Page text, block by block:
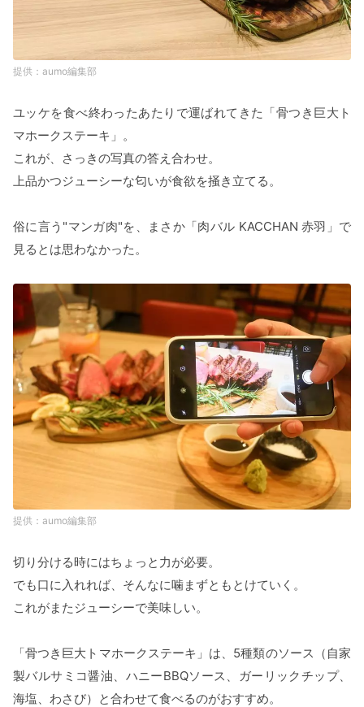
aumo編集部
ユッケを食べ終わったあたりで運ばれてきた「骨つき巨大ト
マホークステーキ」。
これが、さっきの写真の答え合わせ。
上品かつジューシーな匂いが食欲を掻き立てる。
俗に言う"マンガ肉"を、まさか「肉バル KACCHAN 赤羽」で
見るとは思わなかった。
aumo編集部
切り分ける時にはちょっと力が必要。
でも口に入れれば、そんなに噛まずともとけていく。
これがまたジューシーで美味しい。
「骨つき巨大トマホークステーキ」は、5種類のソース（自家
製バルサミコ醤油、ハニーBBQソース、ガーリックチップ、
海塩、わさび）と合わせて食べるのがおすすめ。